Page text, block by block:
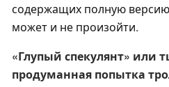
содержащих полную
может и не произойти.
«Глупый спекулянт» или
продуманная попытка